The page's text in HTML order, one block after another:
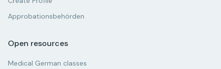
Approbationsbehörden
Open resources
Medical German classes